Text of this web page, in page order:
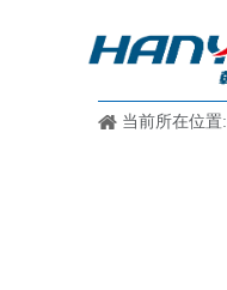
当前所在位置: